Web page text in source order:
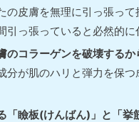
の皮膚を無理に引っ張っ
引っ張っていると必然的に
のコラーゲンを破壊するか
分が肌のハリと弾力を保
「瞼板(けんばん)」と「